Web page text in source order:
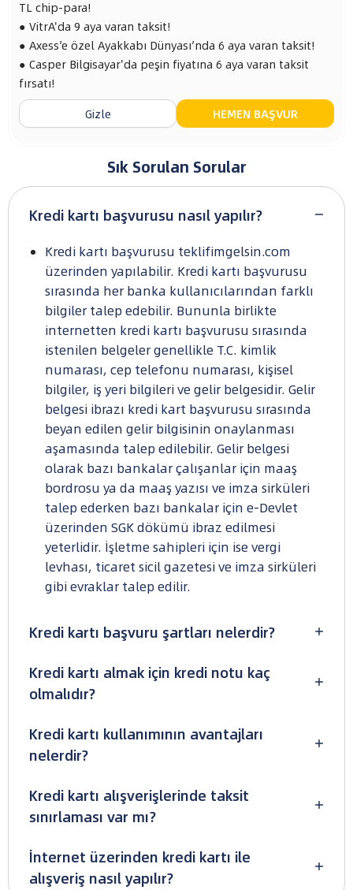
TL chip-para!
VitrA'da 9 aya varan taksit!
Axess’e özel Ayakkabı Dünyası’nda 6 aya varan taksit!
Casper Bilgisayar'da peşin fiyatına 6 aya varan taksit
fırsatı!
Axess’e özel A101 Ekstra’da 400 TL chip-para!
Dyson'da peşin fiyatına 9 taksit!
Axess’e özel H&M’de 300 TL İndirim!
Korkmaz'da 750 TL chip-para, üstelik peşin fiyatına 9
HEMEN BAŞVUR
Gizle
Sık Sorulan Sorular
Kredi kartı başvurusu nasıl yapılır?
Kredi kartı başvurusu teklifimgelsin.com
üzerinden yapılabilir. Kredi kartı başvurusu
sırasında her banka kullanıcılarından farklı
bilgiler talep edebilir. Bununla birlikte
internetten kredi kartı başvurusu sırasında
istenilen belgeler genellikle T.C. kimlik
numarası, cep telefonu numarası, kişisel
bilgiler, iş yeri bilgileri ve gelir belgesidir. Gelir
belgesi ibrazı kredi kart başvurusu sırasında
beyan edilen gelir bilgisinin onaylanması
aşamasında talep edilebilir. Gelir belgesi
olarak bazı bankalar çalışanlar için maaş
bordrosu ya da maaş yazısı ve imza sirküleri
talep ederken bazı bankalar için e-Devlet
üzerinden SGK dökümü ibraz edilmesi
yeterlidir. İşletme sahipleri için ise vergi
levhası, ticaret sicil gazetesi ve imza sirküleri
gibi evraklar talep edilir.
Kredi kartı başvuru şartları nelerdir?
Kredi kartı almak için kredi notu kaç
olmalıdır?
Kredi kartı kullanımının avantajları
nelerdir?
Kredi kartı alışverişlerinde taksit
sınırlaması var mı?
İnternet üzerinden kredi kartı ile
alışveriş nasıl yapılır?